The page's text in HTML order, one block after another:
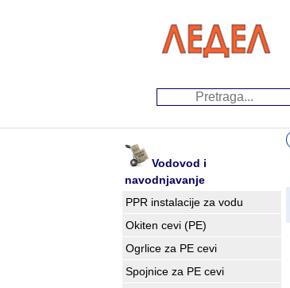
Vodovod i
navodnjavanje
PPR instalacije za vodu
Okiten cevi (PE)
Ogrlice za PE cevi
Spojnice za PE cevi